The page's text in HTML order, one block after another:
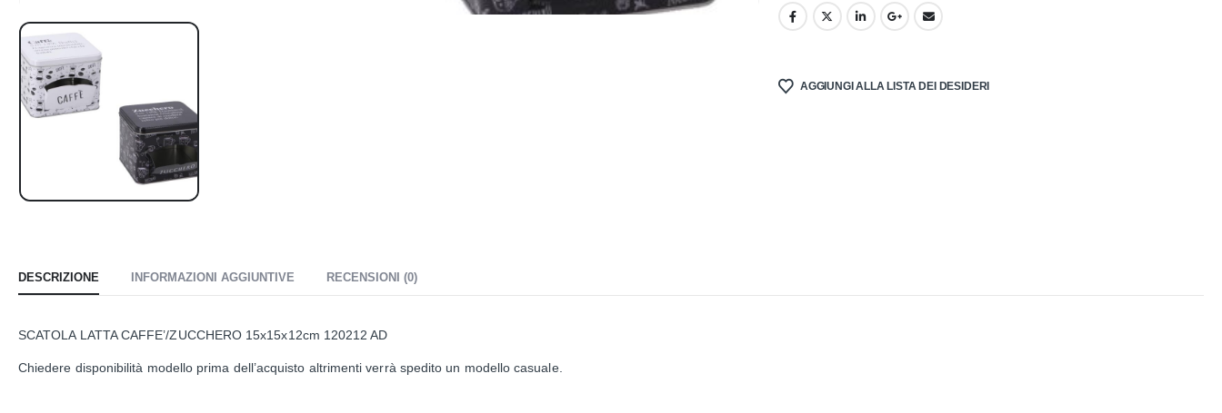
AGGIUNGI ALLA LISTA DEI DESIDERI
DESCRIZIONE INFORMAZIONI AGGIUNTIVE RECENSIONI (0)
SCATOLA LATTA CAFFE’/ZUCCHERO 15x15x12cm 120212 AD
Chiedere disponibilità modello prima dell’acquisto altrimenti verrà spedito un modello casuale.